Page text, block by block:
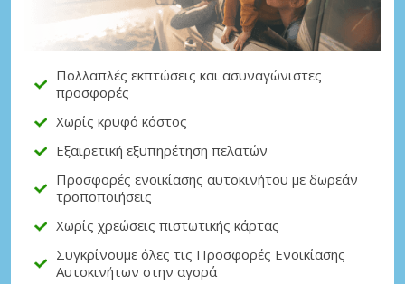
Σύνδεση με eLink
Πολλαπλές εκπτώσεις και ασυναγώνιστες
προσφορές
Χωρίς κρυφό κόστος
Εξαιρετική εξυπηρέτηση πελατών
Προσφορές ενοικίασης αυτοκινήτου με δωρεάν
τροποποιήσεις
Χωρίς χρεώσεις πιστωτικής κάρτας
Συγκρίνουμε όλες τις Προσφορές Ενοικίασης
Αυτοκινήτων στην αγορά